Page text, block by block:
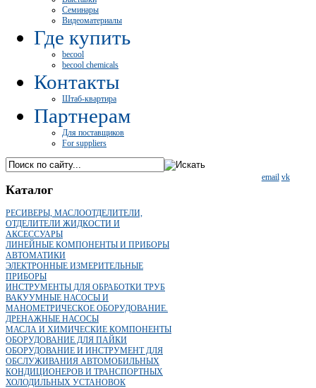
Семинары
Видеоматериалы
Где купить
becool
becool chemicals
Контакты
Штаб-квартира
Партнерам
Для поставщиков
For suppliers
email vk
Каталог
РЕСИВЕРЫ, МАСЛООТДЕЛИТЕЛИ,
ОТДЕЛИТЕЛИ ЖИДКОСТИ И
АКСЕССУАРЫ
ЛИНЕЙНЫЕ КОМПОНЕНТЫ И ПРИБОРЫ
АВТОМАТИКИ
ЭЛЕКТРОННЫЕ ИЗМЕРИТЕЛЬНЫЕ
ПРИБОРЫ
ИНСТРУМЕНТЫ ДЛЯ ОБРАБОТКИ ТРУБ
ВАКУУМНЫЕ НАСОСЫ И
МАНОМЕТРИЧЕСКОЕ ОБОРУДОВАНИЕ.
ДРЕНАЖНЫЕ НАСОСЫ
МАСЛА И ХИМИЧЕСКИЕ КОМПОНЕНТЫ
ОБОРУДОВАНИЕ ДЛЯ ПАЙКИ
ОБОРУДОВАНИЕ И ИНСТРУМЕНТ ДЛЯ
ОБСЛУЖИВАНИЯ АВТОМОБИЛЬНЫХ
КОНДИЦИОНЕРОВ И ТРАНСПОРТНЫХ
ХОЛОДИЛЬНЫХ УСТАНОВОК